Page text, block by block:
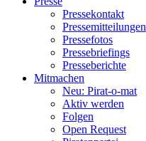
Pressekontakt
Pressemitteilungen
Pressefotos
Pressebriefings
Presseberichte
Mitmachen
Neu: Pirat-o-mat
Aktiv werden
Folgen
Open Request